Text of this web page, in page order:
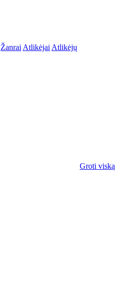
Žanrai Atlikėjai Atlikėjų
Groti viską